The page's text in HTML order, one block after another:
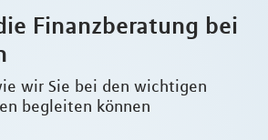
Finanzberatung bei
wir Sie bei den wichtigen
begleiten können